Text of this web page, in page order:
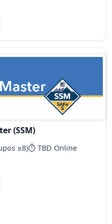
(SSM)
≥8)⏱️ TBD Online